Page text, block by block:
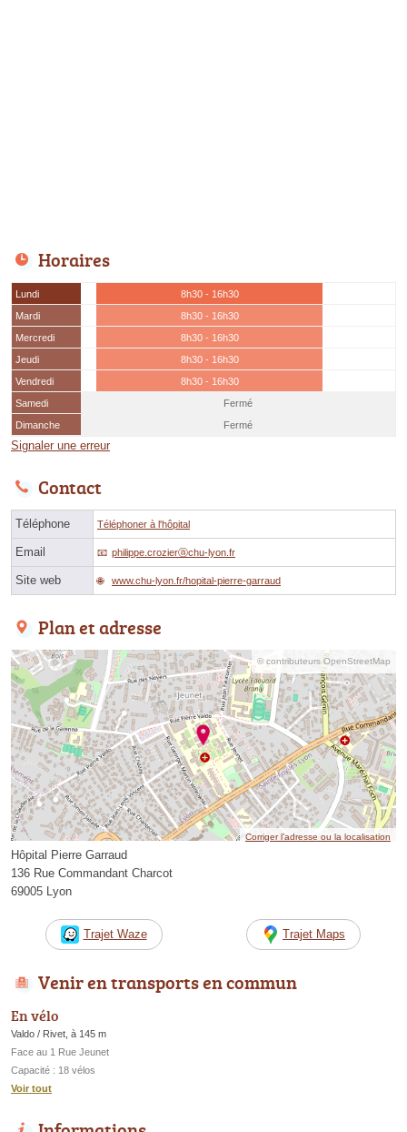
Horaires
Lundi
8h30 - 16h30
Mardi
8h30 - 16h30
Mercredi
8h30 - 16h30
Jeudi
8h30 - 16h30
Vendredi
8h30 - 16h30
Samedi
Fermé
Dimanche
Fermé
Signaler une erreur
Contact
Téléphone Téléphoner à l'hôpital
Email philippe.crozierⓐchu-lyon.fr
Site web www.chu-lyon.fr/hopital-pierre-garraud
Plan et adresse
© contributeurs OpenStreetMap
Corriger l’adresse ou la localisation
Hôpital Pierre Garraud
136 Rue Commandant Charcot
69005 Lyon
Trajet Waze Trajet Maps
Venir en transports en commun
En vélo
Valdo / Rivet, à 145 m
Face au 1 Rue Jeunet
Capacité : 18 vélos
Voir tout